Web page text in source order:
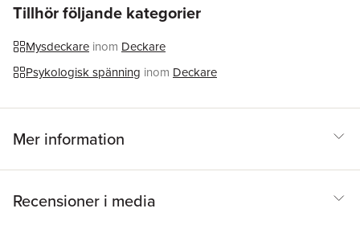
Tillhör följande kategorier
Mysdeckare inom Deckare
Psykologisk spänning inom Deckare
Mer information
Recensioner i media